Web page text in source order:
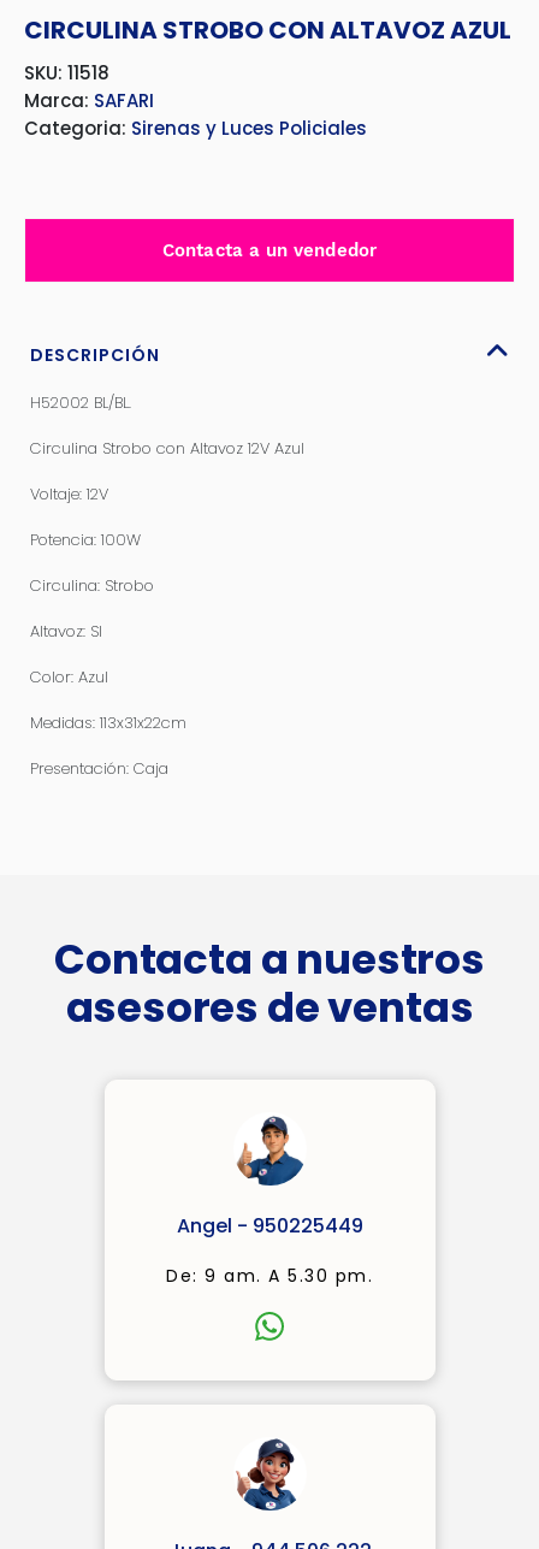
CIRCULINA STROBO CON ALTAVOZ AZUL
SKU: 11518
Marca: SAFARI
Categoria: Sirenas y Luces Policiales
Contacta a un vendedor
DESCRIPCIÓN
H52002 BL/BL.
Circulina Strobo con Altavoz 12V Azul
Voltaje: 12V
Potencia: 100W
Circulina: Strobo
Altavoz: SI
Color: Azul
Medidas: 113x31x22cm
Presentación: Caja
Contacta a nuestros
asesores de ventas
Angel - 950225449
De: 9 am. A 5.30 pm.